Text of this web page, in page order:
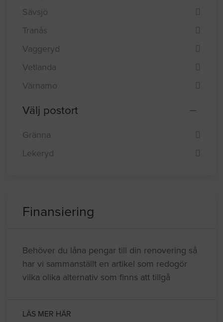
Sävsjö
Tranås
Vaggeryd
Vetlanda
Värnamo
Välj postort
Gränna
Lekeryd
Finansiering
Behöver du låna pengar till din renovering så
har vi sammanställt en artikel som redogör
vilka olika alternativ som finns att tillgå
LÄS MER HÄR